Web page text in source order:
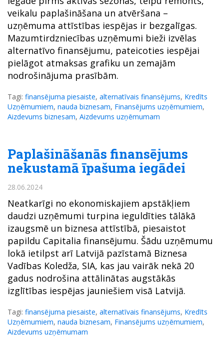
veikalu paplašināšana un atvēršana –
uzņēmuma attīstības iespējas ir bezgalīgas.
Mazumtirdzniecības uzņēmumi bieži izvēlas
alternatīvo finansējumu, pateicoties iespējai
pielāgot atmaksas grafiku un zemajām
nodrošinājuma prasībām.
Tagi: finansējuma piesaiste, alternatīvais finansējums, Kredīts
Uzņēmumiem, nauda biznesam, Finansējums uzņēmumiem,
Aizdevums biznesam, Aizdevums uzņēmumam
Paplašināšanās finansējums
nekustamā īpašuma iegādei
28.06.2024
Neatkarīgi no ekonomiskajiem apstākļiem
daudzi uzņēmumi turpina ieguldīties tālākā
izaugsmē un biznesa attīstībā, piesaistot
papildu Capitalia finansējumu. Šādu uzņēmumu
lokā ietilpst arī Latvijā pazīstamā Biznesa
Vadības Koledža, SIA, kas jau vairāk nekā 20
gadus nodrošina attālinātas augstākās
izglītības iespējas jauniešiem visā Latvijā.
Tagi: finansējuma piesaiste, alternatīvais finansējums, Kredīts
Uzņēmumiem, nauda biznesam, Finansējums uzņēmumiem,
Aizdevums uzņēmumam